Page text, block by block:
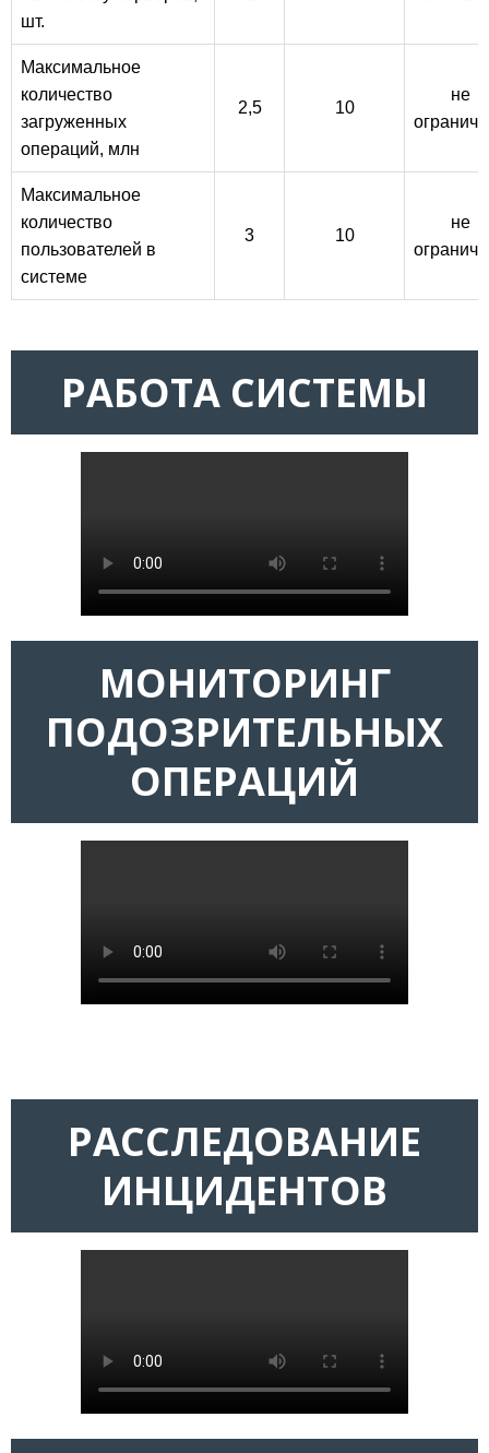
шт.
Максимальное
количество
загруженных
операций, млн
2,5 10
не
Максимальное
количество
пользователей в
системе
3 10
не
РАБОТА СИСТЕМЫ
МОНИТОРИНГ
ПОДОЗРИТЕЛЬНЫХ
ОПЕРАЦИЙ
РАССЛЕДОВАНИЕ
ИНЦИДЕНТОВ